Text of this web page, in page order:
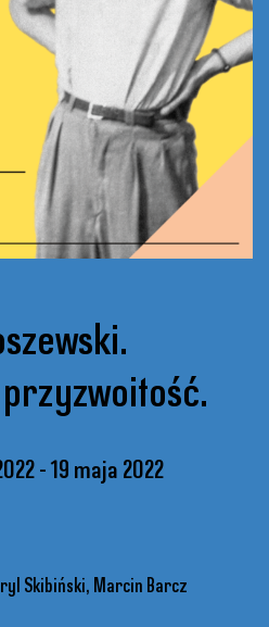
19 maja 2022
Skibiński, Marcin Barcz